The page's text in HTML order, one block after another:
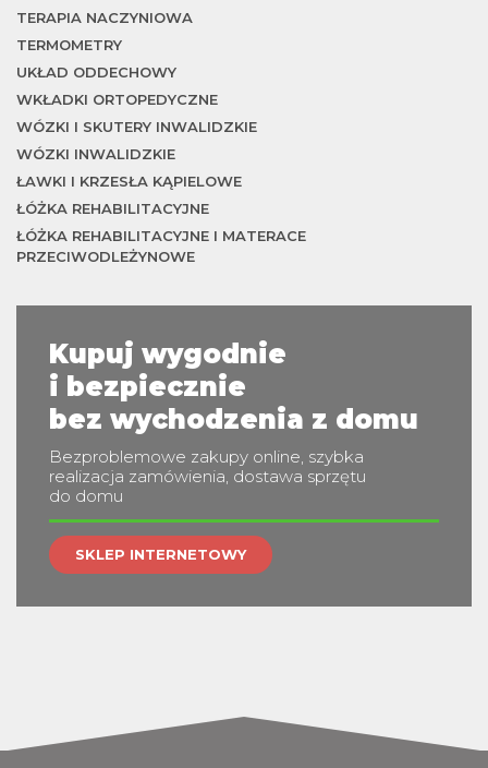
TERAPIA NACZYNIOWA
TERMOMETRY
UKŁAD ODDECHOWY
WKŁADKI ORTOPEDYCZNE
WÓZKI I SKUTERY INWALIDZKIE
WÓZKI INWALIDZKIE
ŁAWKI I KRZESŁA KĄPIELOWE
ŁÓŻKA REHABILITACYJNE
ŁÓŻKA REHABILITACYJNE I MATERACE
PRZECIWODLEŻYNOWE
Kupuj wygodnie
i bezpiecznie
bez wychodzenia z domu
Bezproblemowe zakupy online, szybka
realizacja zamówienia, dostawa sprzętu
do domu
SKLEP INTERNETOWY